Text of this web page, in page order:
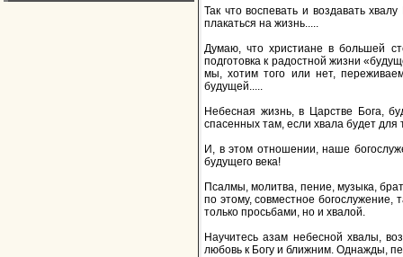
Так что воспевать и воздавать
плакаться на жизнь.....
Думаю, что христиане в большей
подготовка к радостной жизни
мы, хотим того или нет,
будущей.....
Небесная жизнь, в Царстве Бога,
спасенных там, если хвала будет
И, в этом отношении, наше
будущего века!
Псалмы, молитва, пение, музыка,
по этому, совместное
только просьбами, но и хвалой.
Научитесь азам небесной хвалы,
любовь к Богу и ближним. Однажды,